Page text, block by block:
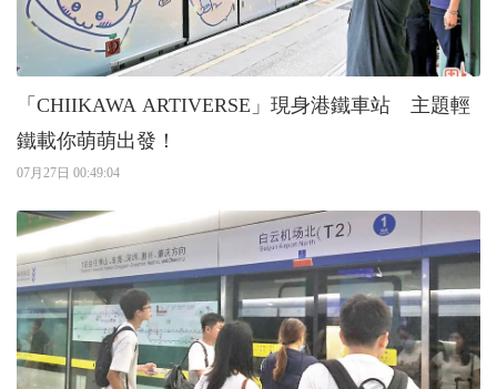
「CHIIKAWA ARTIVERSE」現身港鐵車站 主題輕
鐵載你萌萌出發！
07月27日 00:49:04